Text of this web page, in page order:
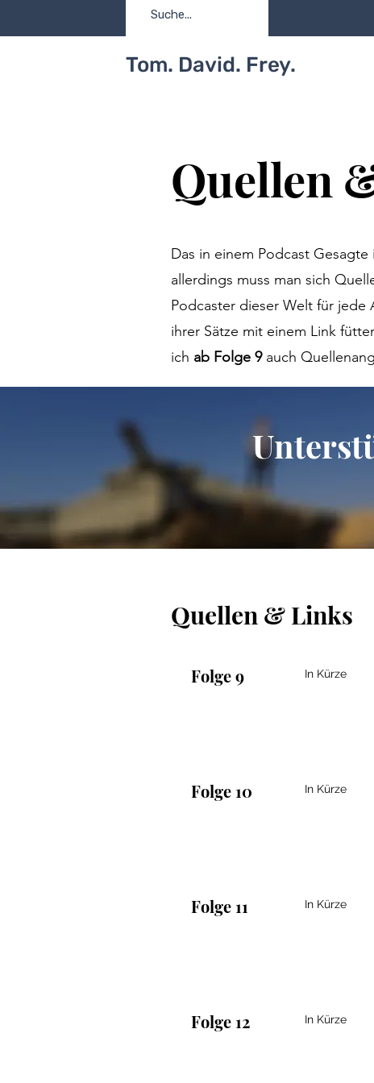
Tom. David. Frey.
Quellen
Das in einem Podcast
allerdings muss man sich
Podcaster dieser Welt für jede
ihrer Sätze mit einem Link
ich ab Folge 9auch
Für die Inhalte und Sicherheit
Quellen & Links
Folge 9 In Kürze
Folge 10 In Kürze
Folge 11 In Kürze
Folge 12 In Kürze